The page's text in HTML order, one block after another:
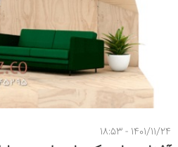
1401/11/24 - 18:53